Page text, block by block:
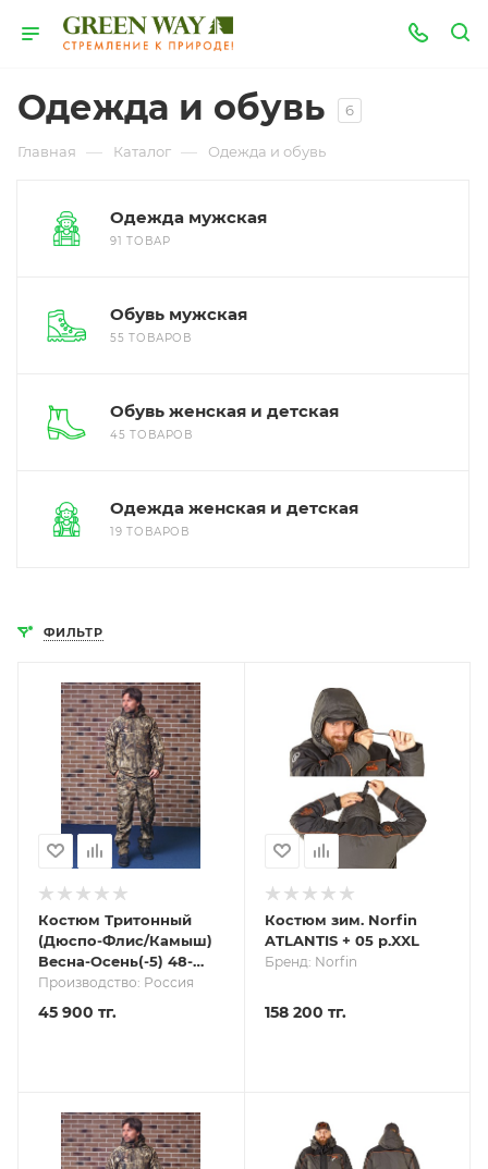
Одежда и обувь 6
Главная — Каталог — Одежда и обувь
Одежда мужская
91 ТОВАР
Обувь мужская
55 ТОВАРОВ
Обувь женская и детская
45 ТОВАРОВ
Одежда женская и детская
19 ТОВАРОВ
ФИЛЬТР
Костюм Тритонный
(Дюспо-Флис/Камыш)
Весна-Осень(-5) 48-
50/182-188
Производство: Россия
45 900 тг.
Костюм зим. Norfin
ATLANTIS + 05 р.XXL
Бренд: Norfin
158 200 тг.